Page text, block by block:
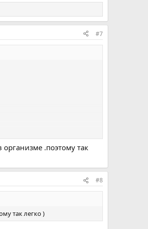
#7
организме .поэтому так
#8
так легко )